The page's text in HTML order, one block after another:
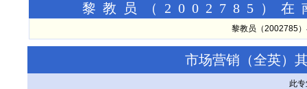
黎教员（2002785）在
黎教员（2002785
市场营销（全英）
此